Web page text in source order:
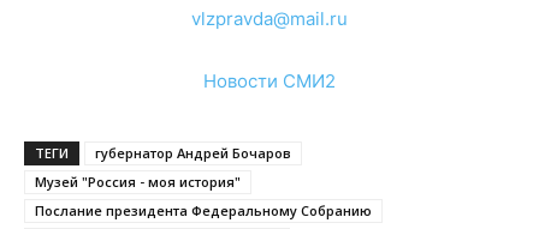
vlzpravda@mail.ru
Новости СМИ2
ТЕГИ
губернатор Андрей Бочаров
Музей "Россия - моя история"
Послание президента Федеральному Собранию